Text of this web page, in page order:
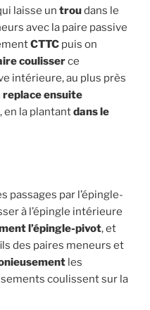
laisse un troudans le
avec la paire passive
CTTC puis on
coulisserce
intérieure, au plus près
replace ensuite
en la plantantdans le
passages par l’épingle-
à l’épingle intérieure
l’épingle-pivot, et
des paires meneurs et
les
coulissent sur la